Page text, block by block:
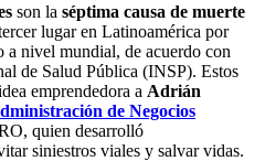
son la séptima causa de muerte
lugar en Latinoamérica por
a nivel mundial, de acuerdo con
de Salud Pública (INSP). Estos
emprendedora a Adrián
de Negocios
quien desarrolló
siniestros viales y salvar vidas.